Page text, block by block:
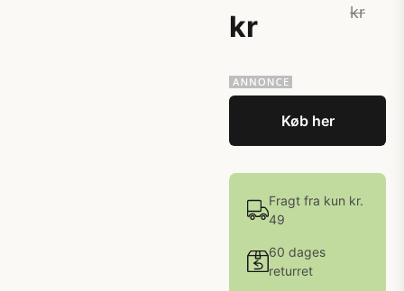
kr
kr
Køb her
Fragt fra kun kr.
49
60 dages
returret